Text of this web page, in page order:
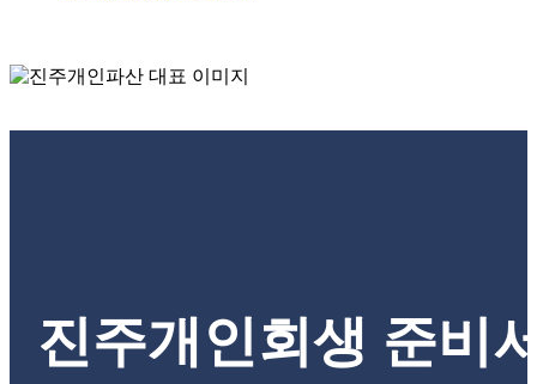
진주개인회생 준비